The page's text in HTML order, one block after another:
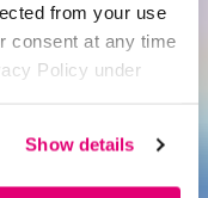
from your use
consent at any time
Policy under
Show details